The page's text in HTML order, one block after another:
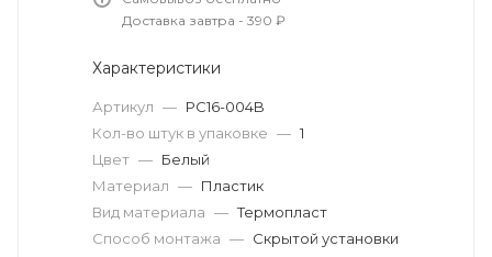
Доставка завтра - 390 ₽
Характеристики
Артикул — PC16-004B
Кол-во штук в упаковке — 1
Цвет — Белый
Материал — Пластик
Вид материала — Термопласт
Способ монтажа — Скрытой установки